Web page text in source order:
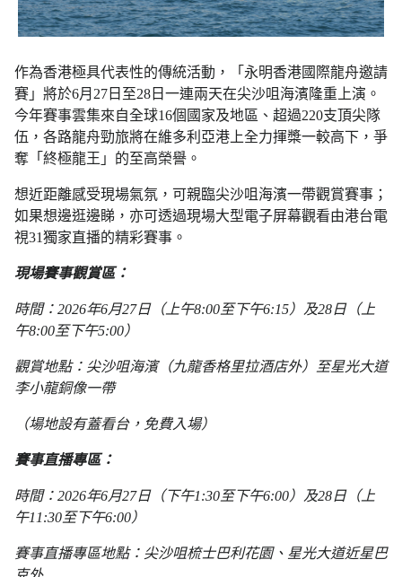
作為香港極具代表性的傳統活動，「永明香港國際龍舟邀請
賽」將於6月27日至28日一連兩天在尖沙咀海濱隆重上演。
今年賽事雲集來自全球16個國家及地區、超過220支頂尖隊
伍，各路龍舟勁旅將在維多利亞港上全力揮槳一較高下，爭
奪「終極龍王」的至高榮譽。
想近距離感受現場氣氛，可親臨尖沙咀海濱一帶觀賞賽事；
如果想邊逛邊睇，亦可透過現場大型電子屏幕觀看由港台電
視31獨家直播的精彩賽事。
現場賽事觀賞區：
時間：2026年6月27日（上午8:00至下午6:15）及28日（上
午8:00至下午5:00）
觀賞地點：尖沙咀海濱（九龍香格里拉酒店外）至星光大道
李小龍銅像一帶
（場地設有蓋看台，免費入場）
賽事直播專區：
時間：2026年6月27日（下午1:30至下午6:00）及28日（上
午11:30至下午6:00）
賽事直播專區地點：尖沙咀梳士巴利花園、星光大道近星巴